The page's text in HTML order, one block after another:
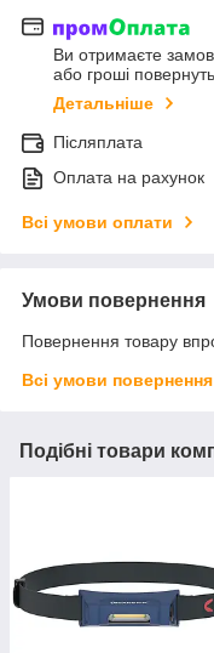
Ви отримаєте
або гроші
Детальніше
Післяплата
Оплата на рахунок
Всі умови оплати
Умови повернення
Повернення товару
Всі умови повернення
Подібні товари